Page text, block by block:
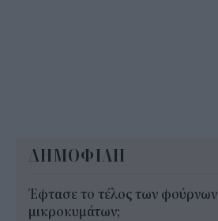
ΔΗΜΟΦΙΛΗ
Έφτασε το τέλος των φούρνων
μικροκυμάτων;